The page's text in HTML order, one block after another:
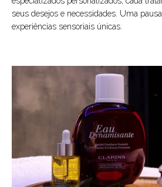
seus desejos e necessidades. Uma
experiências sensoriais únicas.